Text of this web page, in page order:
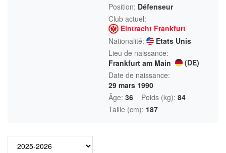
Position: Défenseur
Club actuel:
Eintracht Frankfurt
Nationalité:
Etats Unis
Lieu de naissance:
Frankfurt am Main
(DE)
Date de naissance:
29 mars 1990
Âge: 36 Poids (kg): 84
Taille (cm): 187